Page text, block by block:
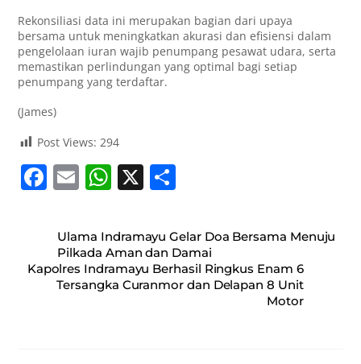
Rekonsiliasi data ini merupakan bagian dari upaya
bersama untuk meningkatkan akurasi dan efisiensi dalam
pengelolaan iuran wajib penumpang pesawat udara, serta
memastikan perlindungan yang optimal bagi setiap
penumpang yang terdaftar.
(James)
Post Views: 294
F
c
e
b
E
ai
l
W
at
s
A
X
ar
e
Ulama Indramayu Gelar Doa Bersama Menuju
Pilkada Aman dan Damai
Kapolres Indramayu Berhasil Ringkus Enam 6
Tersangka Curanmor dan Delapan 8 Unit
Motor